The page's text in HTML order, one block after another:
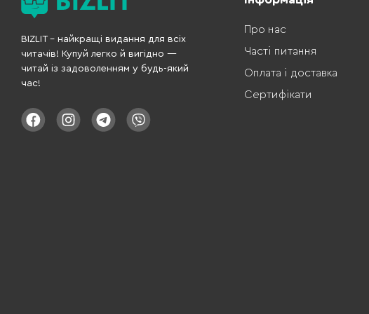
BIZLIT – найкращі видання для всіх
читачів! Купуй легко й вигідно —
читай із задоволенням у будь-який
час!
Про нас
Часті питання
Оплата і доставка
Сертифікати